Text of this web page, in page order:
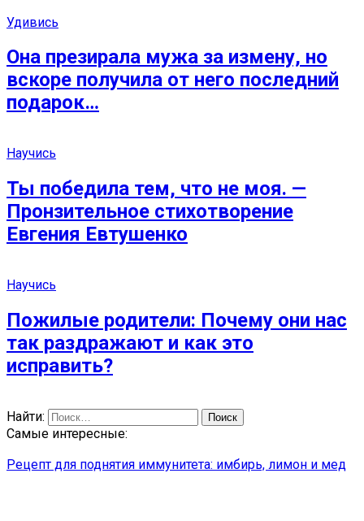
Удивись
Она презирала мужа за измену, но
вскоре получила от него последний
подарок…
Научись
Ты победила тем, что не моя. —
Пронзительное стихотворение
Евгения Евтушенко
Научись
Пожилые родители: Почему они нас
так раздражают и как это
исправить?
Найти:
Самые интересные:
Рецепт для поднятия иммунитета: имбирь, лимон и мед